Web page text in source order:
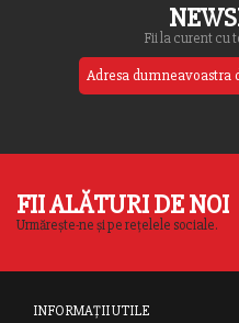
Fii la curent cu
FII ALĂTURI DE NOI
Urmărește-ne și pe rețelele sociale.
INFORMAȚII UTILE